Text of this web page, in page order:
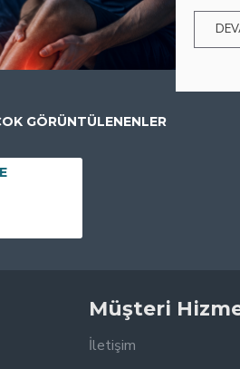
GÖRÜNTÜLENENLER
Müşteri
İletişim